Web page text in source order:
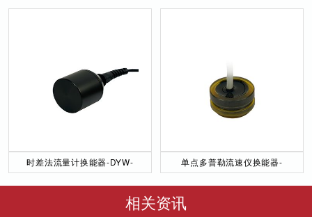
时差法流量计换能器-DYW-
单点多普勒流速仪换能器-
相关资讯